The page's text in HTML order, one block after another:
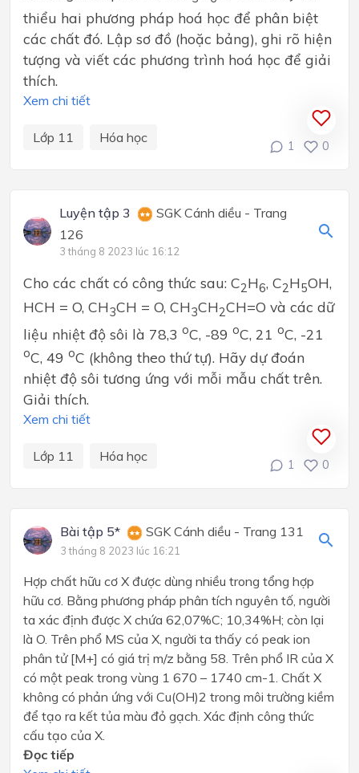
thiểu hai phương pháp hoá học để phân biệt
các chất đó. Lập sơ đồ (hoặc bảng), ghi rõ hiện
tượng và viết các phương trình hoá học để giải
thích.
Xem chi tiết
Lớp 11 Hóa học
1 0
Luyện tập 3
SGK Cánh diều - Trang
126
3 tháng 8 2023 lúc 16:12
Cho các chất có công thức sau: C2H6, C2H5OH,
HCH = O, CH3CH = O, CH3CH2CH=O và các dữ
liệu nhiệt độ sôi là 78,3 oC, -89 oC, 21 oC, -21
oC, 49 oC (không theo thứ tự). Hãy dự đoán
nhiệt độ sôi tương ứng với mỗi mẫu chất trên.
Giải thích.
Xem chi tiết
Lớp 11 Hóa học
1 0
Bài tập 5* SGK Cánh diều - Trang 131
3 tháng 8 2023 lúc 16:21
Hợp chất hữu cơ X được dùng nhiều trong tổng hợp
hữu cơ. Bằng phương pháp phân tích nguyên tố, người
ta xác định được X chứa 62,07%C; 10,34%H; còn lại
là O. Trên phổ MS của X, người ta thấy có peak ion
phân tử [M+] có giá trị m/z bằng 58. Trên phổ IR của X
có một peak trong vùng 1 670 – 1740 cm-1. Chất X
không có phản ứng với Cu(OH)2 trong môi trường kiềm
để tạo ra kết tủa màu đỏ gạch. Xác định công thức
cấu tạo của X.
Đọc tiếp